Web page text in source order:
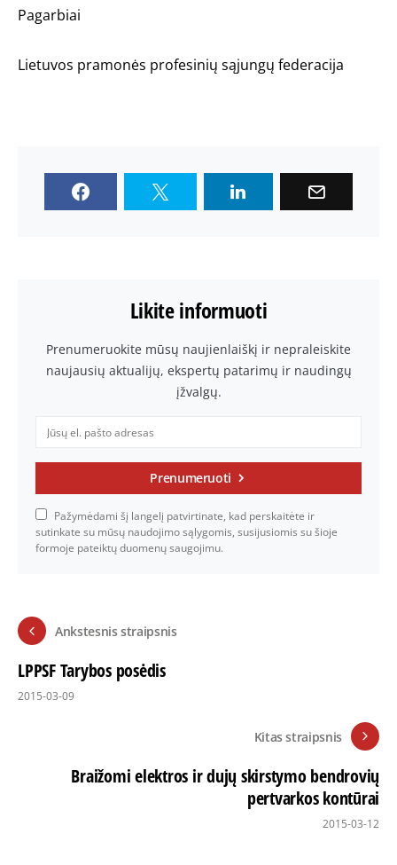
Pagarbiai
Lietuvos pramonės profesinių sąjungų federacija
Likite informuoti
Prenumeruokite mūsų naujienlaiškį ir nepraleiskite
naujausių aktualijų, ekspertų patarimų ir naudingų
įžvalgų.
Prenumeruoti
Pažymėdami šį langelį patvirtinate, kad perskaitėte ir
sutinkate su mūsų naudojimo sąlygomis, susijusiomis su šioje
formoje pateiktų duomenų saugojimu.
Ankstesnis straipsnis
LPPSF Tarybos posėdis
2015-03-09
Kitas straipsnis
Braižomi elektros ir dujų skirstymo bendrovių
pertvarkos kontūrai
2015-03-12